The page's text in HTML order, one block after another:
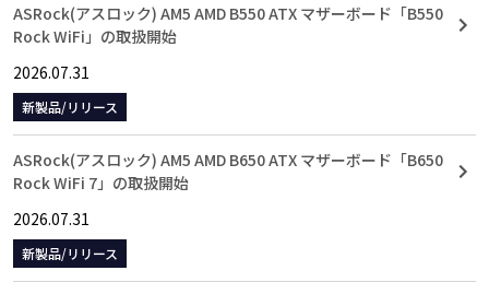
ASRock(アスロック) AM5 AMD B550 ATX マザーボード「B550
Rock WiFi」の取扱開始
2026.07.31
新製品/リリース
ASRock(アスロック) AM5 AMD B650 ATX マザーボード「B650
Rock WiFi 7」の取扱開始
2026.07.31
新製品/リリース